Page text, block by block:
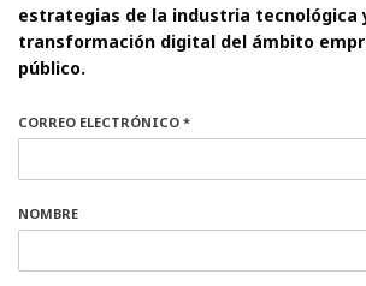
estrategias de la industria tecnológica
transformación digital del ámbito
público.
CORREO ELECTRÓNICO *
NOMBRE